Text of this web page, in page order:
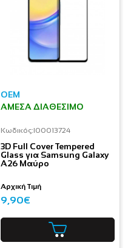
OEM
ΆΜΕΣΑ ΔΙΑΘΈΣΙΜΟ
Κωδικός:I00013724
3D Full Cover Tempered
Glass για Samsung Galaxy
A26 Μαύρο
Αρχική Τιμή
9,90€